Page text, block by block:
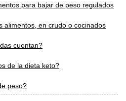
para bajar de peso regulados
alimentos, en crudo o cocinados
cuentan?
de la dieta keto?
peso?